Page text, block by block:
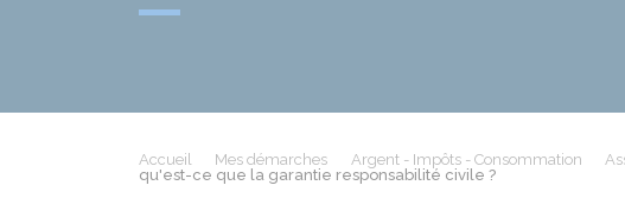
Accueil Mes démarches Argent - Impôts - Consommation
qu'est-ce que la garantie responsabilité civile ?